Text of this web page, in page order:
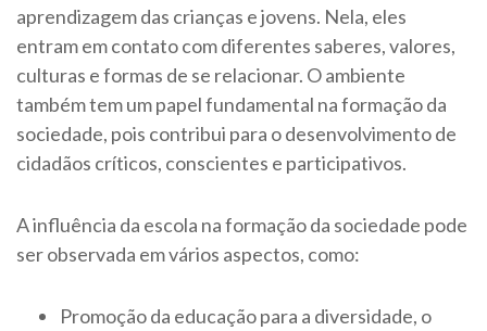
aprendizagem das crianças e jovens. Nela, eles
entram em contato com diferentes saberes, valores,
culturas e formas de se relacionar. O ambiente
também tem um papel fundamental na formação da
sociedade, pois contribui para o desenvolvimento de
cidadãos críticos, conscientes e participativos.
A influência da escola na formação da sociedade pode
ser observada em vários aspectos, como:
Promoção da educação para a diversidade, o